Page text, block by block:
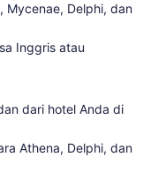
Mycenae, Delphi, dan
Inggris atau
dari hotel Anda di
Athena, Delphi, dan